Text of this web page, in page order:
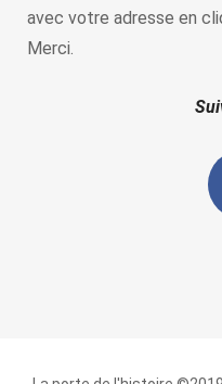
avec votre adresse en
Merci.